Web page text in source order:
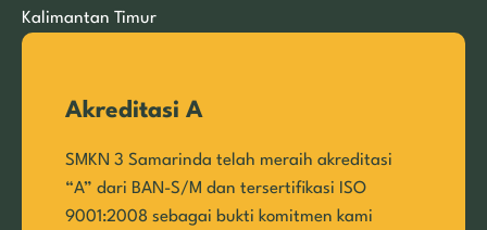
Kalimantan Timur
Akreditasi A
SMKN 3 Samarinda telah meraih akreditasi
“A” dari BAN-S/M dan tersertifikasi ISO
9001:2008 sebagai bukti komitmen kami